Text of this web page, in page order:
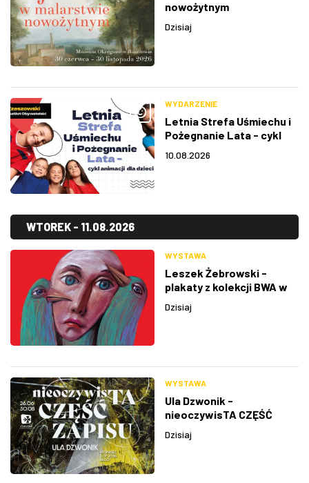
nowożytnym
Dzisiaj
WYDARZENIE
Letnia Strefa Uśmiechu i
Pożegnanie Lata - cykl
10.08.2026
WTOREK - 11.08.2026
WYSTAWA
Leszek Żebrowski -
plakaty z kolekcji BWA w
Dzisiaj
WYSTAWA
Ula Dzwonik -
nieoczywisTA CZĘŚĆ
Dzisiaj